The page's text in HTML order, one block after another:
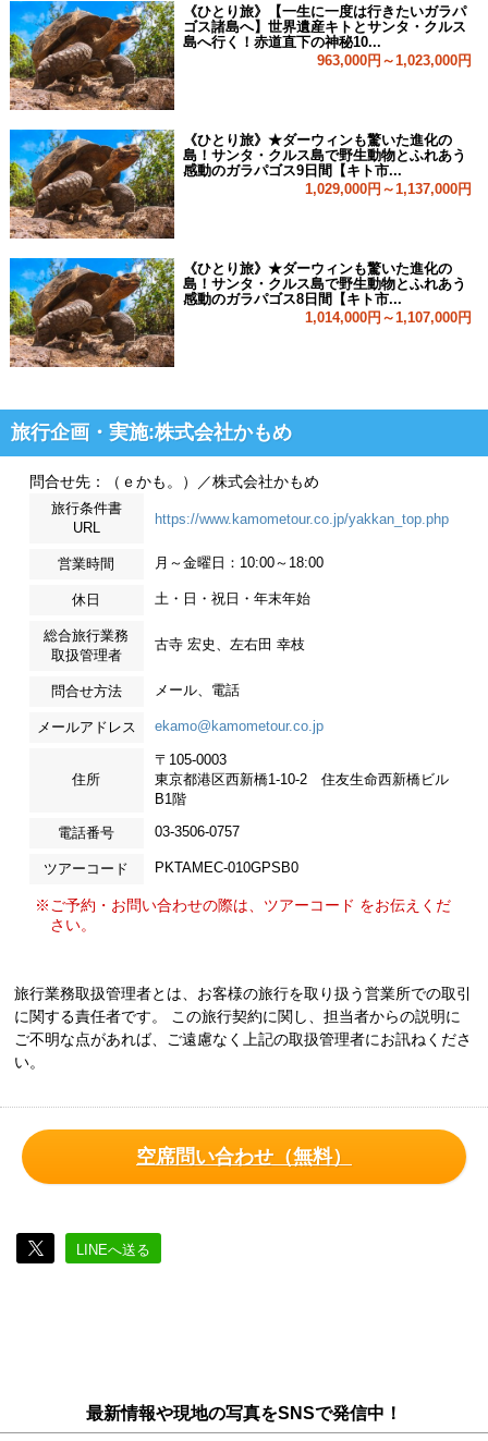
《ひとり旅》【一生に一度は行きたいガラパ
ゴス諸島へ】世界遺産キトとサンタ・クルス
島へ行く！赤道直下の神秘10...
963,000円～1,023,000円
《ひとり旅》★ダーウィンも驚いた進化の
島！サンタ・クルス島で野生動物とふれあう
感動のガラパゴス9日間【キト市...
1,029,000円～1,137,000円
《ひとり旅》★ダーウィンも驚いた進化の
島！サンタ・クルス島で野生動物とふれあう
感動のガラパゴス8日間【キト市...
1,014,000円～1,107,000円
旅行企画・実施:株式会社かもめ
問合せ先：（ｅかも。）／株式会社かもめ
旅行条件書
URL
https://www.kamometour.co.jp/yakkan_top.php
営業時間 月～金曜日：10:00～18:00
休日 土・日・祝日・年末年始
総合旅行業務
取扱管理者
古寺 宏史、左右田 幸枝
問合せ方法 メール、電話
メールアドレス ekamo@kamometour.co.jp
住所
〒105-0003
東京都港区西新橋1-10-2 住友生命西新橋ビル
B1階
電話番号 03-3506-0757
ツアーコード PKTAMEC-010GPSB0
※ご予約・お問い合わせの際は、ツアーコード をお伝えくだ
さい。
旅行業務取扱管理者とは、お客様の旅行を取り扱う営業所での取引
に関する責任者です。 この旅行契約に関し、担当者からの説明に
ご不明な点があれば、ご遠慮なく上記の取扱管理者にお訊ねくださ
い。
空席問い合わせ（無料）
LINEへ送る
最新情報や現地の写真をSNSで発信中！